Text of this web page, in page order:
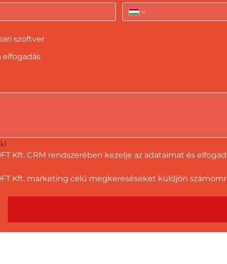
szoftver
elfogadás
Kft. CRM rendszerében kezelje az adataimat és
Kft. marketing célú megkereséseket küldjön